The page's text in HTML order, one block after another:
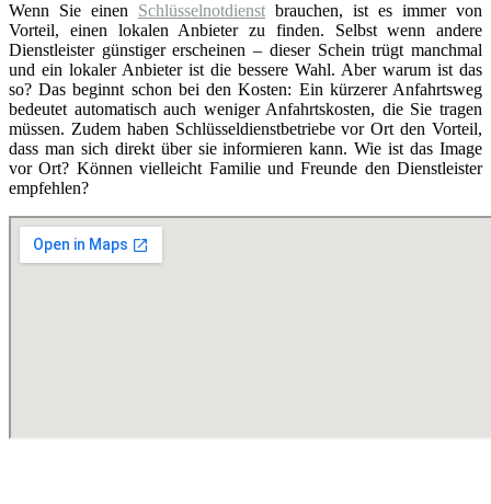
Wenn Sie einen Schlüsselnotdienst brauchen, ist es immer von
Vorteil, einen lokalen Anbieter zu finden. Selbst wenn andere
Dienstleister günstiger erscheinen – dieser Schein trügt manchmal
und ein lokaler Anbieter ist die bessere Wahl. Aber warum ist das
so? Das beginnt schon bei den Kosten: Ein kürzerer Anfahrtsweg
bedeutet automatisch auch weniger Anfahrtskosten, die Sie tragen
müssen. Zudem haben Schlüsseldienstbetriebe vor Ort den Vorteil,
dass man sich direkt über sie informieren kann. Wie ist das Image
vor Ort? Können vielleicht Familie und Freunde den Dienstleister
empfehlen?